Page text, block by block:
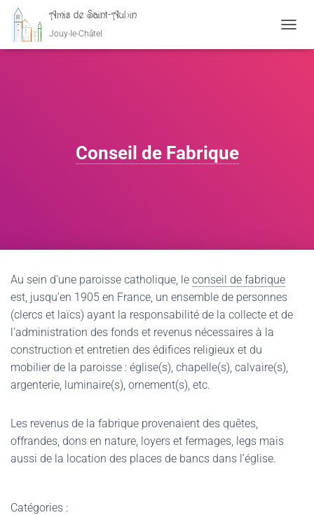
Amis de Saint-Aubin
Jouy-le-Châtel
Conseil de Fabrique
Au sein d’une paroisse catholique, le conseil de fabrique
est, jusqu’en 1905 en France, un ensemble de personnes
(clercs et laïcs) ayant la responsabilité de la collecte et de
l’administration des fonds et revenus nécessaires à la
construction et entretien des édifices religieux et du
mobilier de la paroisse : église(s), chapelle(s), calvaire(s),
argenterie, luminaire(s), ornement(s), etc.
Les revenus de la fabrique provenaient des quêtes,
offrandes, dons en nature, loyers et fermages, legs mais
aussi de la location des places de bancs dans l’église.
Catégories :